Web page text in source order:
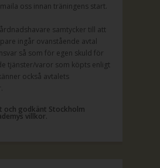
oss innan träningens start.
samtycker till att
ingår ovanstående avtal
så som för egen skuld för
tjänster/varor som köpts enligt
också avtalets
och godkänt Stockholm
villkor.